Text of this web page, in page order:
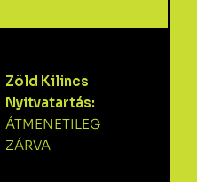
Zöld Kilincs
Nyitvatartás:
ÁTMENETILEG
ZÁRVA